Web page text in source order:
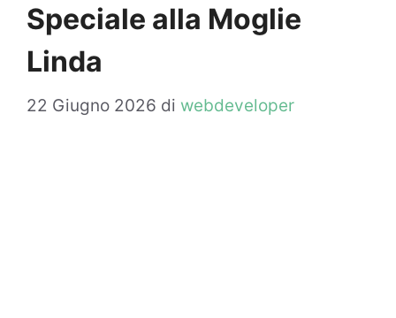
Speciale alla Moglie
Linda
22 Giugno 2026 di webdeveloper